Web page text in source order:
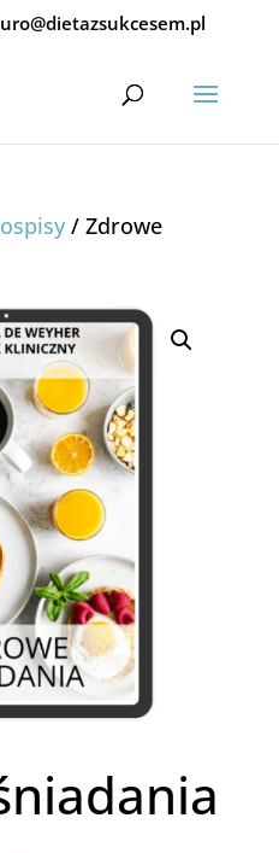
/ Zdrowe